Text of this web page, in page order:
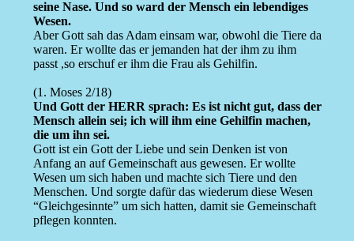
seine Nase. Und so ward der Mensch ein lebendiges
Wesen.
Aber Gott sah das Adam einsam war, obwohl die Tiere da
waren. Er wollte das er jemanden hat der ihm zu ihm
passt ,so erschuf er ihm die Frau als Gehilfin.
(1. Moses 2/18)
Und Gott der HERR sprach: Es ist nicht gut, dass der
Mensch allein sei; ich will ihm eine Gehilfin machen,
die um ihn sei.
Gott ist ein Gott der Liebe und sein Denken ist von
Anfang an auf Gemeinschaft aus gewesen. Er wollte
Wesen um sich haben und machte sich Tiere und den
Menschen. Und sorgte dafür das wiederum diese Wesen
“Gleichgesinnte” um sich hatten, damit sie Gemeinschaft
pflegen konnten.